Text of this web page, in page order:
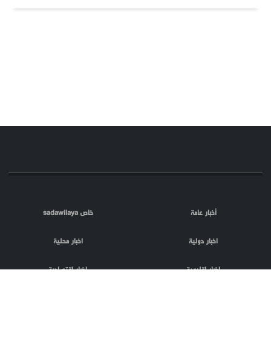
أخبار عامة خاص sadawilaya
اخبار دولية اخبار محلية
اخبار اقليمية اخبار اقتصادية